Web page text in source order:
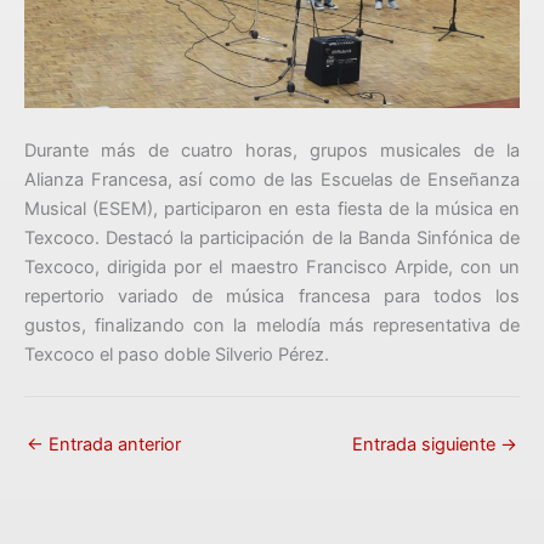
Durante más de cuatro horas, grupos musicales de la
Alianza Francesa, así como de las Escuelas de Enseñanza
Musical (ESEM), participaron en esta fiesta de la música en
Texcoco. Destacó la participación de la Banda Sinfónica de
Texcoco, dirigida por el maestro Francisco Arpide, con un
repertorio variado de música francesa para todos los
gustos, finalizando con la melodía más representativa de
Texcoco el paso doble Silverio Pérez.
← Entrada anterior Entrada siguiente →